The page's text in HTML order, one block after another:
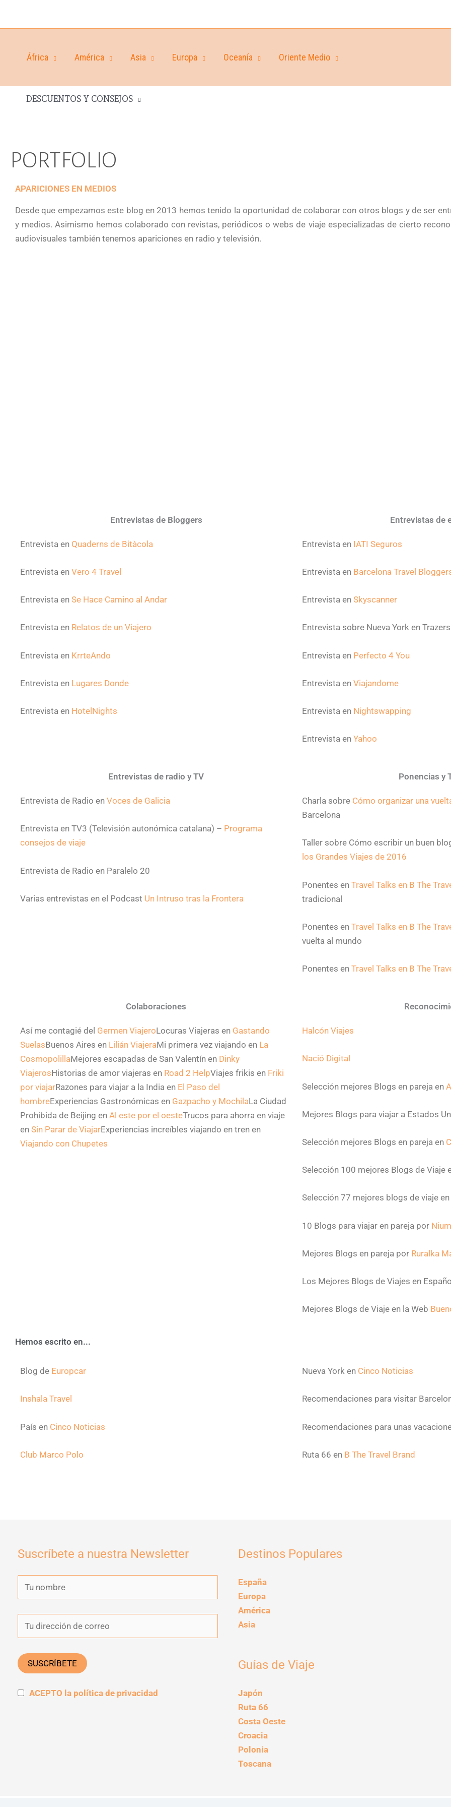
África América Asia Europa Oceanía Oriente Medio
DESCUENTOS Y CONSEJOS
PORTFOLIO
APARICIONES EN MEDIOS
Desde que empezamos este blog en 2013 hemos tenido la oportunidad de colaborar con otros blogs y de ser
y medios. Asimismo hemos colaborado con revistas, periódicos o webs de viaje especializadas de cierto
audiovisuales también tenemos apariciones en radio y televisión.
Entrevistas de Bloggers
Entrevista en Quaderns de Bitàcola
Entrevista en Vero 4 Travel
Entrevista en Se Hace Camino al Andar
Entrevista en Relatos de un Viajero
Entrevista en KrrteAndo
Entrevista en Lugares Donde
Entrevista en HotelNights
Entrevistas de
Entrevista en IATI Seguros
Entrevista en Barcelona Travel
Entrevista en Skyscanner
Entrevista sobre Nueva York en Trazers
Entrevista en Perfecto 4 You
Entrevista en Viajandome
Entrevista en Nightswapping
Entrevista en Yahoo
Entrevistas de radio y TV
Entrevista de Radio en Voces de Galicia
Entrevista en TV3 (Televisión autonómica catalana) – Programa
consejos de viaje
Entrevista de Radio en Paralelo 20
Varias entrevistas en el Podcast Un Intruso tras la Frontera
Ponencias y
Charla sobre Cómo organizar una
Barcelona
Taller sobre Cómo escribir un buen
los Grandes Viajes de 2016
Ponentes en Travel Talks en B The
tradicional
Ponentes en Travel Talks en B The
vuelta al mundo
Ponentes en Travel Talks en B The
Colaboraciones
Así me contagié del Germen ViajeroLocuras Viajeras en Gastando
SuelasBuenos Aires en Lilián ViajeraMi primera vez viajando en La
CosmopolillaMejores escapadas de San Valentín en Dinky
ViajerosHistorias de amor viajeras en Road 2 HelpViajes frikis en Friki
por viajarRazones para viajar a la India en El Paso del
hombreExperiencias Gastronómicas en Gazpacho y MochilaLa Ciudad
Prohibida de Beijing en Al este por el oesteTrucos para ahorra en viaje
en Sin Parar de ViajarExperiencias increíbles viajando en tren en
Viajando con Chupetes
Halcón Viajes
Nació Digital
Selección mejores Blogs en pareja en
Mejores Blogs para viajar a Estados
Selección mejores Blogs en pareja en
Selección 100 mejores Blogs de Viaje
Selección 77 mejores blogs de viaje en
10 Blogs para viajar en pareja por
Mejores Blogs en pareja por Ruralka
Los Mejores Blogs de Viajes en
Mejores Blogs de Viaje en la Web
Hemos escrito en...
Blog de Europcar
Inshala Travel
País en Cinco Noticias
Club Marco Polo
Nueva York en Cinco Noticias
Recomendaciones para visitar
Recomendaciones para unas
Ruta 66 en B The Travel Brand
Suscríbete a nuestra Newsletter
ACEPTO la política de privacidad
Destinos Populares
España
Europa
América
Asia
Guías de Viaje
Japón
Ruta 66
Costa Oeste
Croacia
Polonia
Toscana